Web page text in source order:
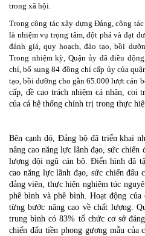
trong xã hội.
Trong công tác xây dựng Đảng, công
là nhiệm vụ trọng tâm, đột phá và đạt
đánh giá, quy hoạch, đào tạo, bồi
Trong nhiệm kỳ, Quận ủy đã điều
chí, bổ sung 84 đồng chí cấp ủy của
tạo, bồi dưỡng cho gần 65.000 lượt cán
cấp, đề cao trách nhiệm cá nhân, coi
của cả hệ thống chính trị trong thực
Bên cạnh đó, Đảng bộ đã triển khai
nâng cao năng lực lãnh đạo, sức chiến
lượng đội ngũ cán bộ. Điển hình đã
cao năng lực lãnh đạo, sức chiến đấu
đảng viên, thực hiện nghiêm túc
phê bình và phê bình. Hoạt động
từng bước nâng cao về chất lượng.
trung bình có 83% tổ chức cơ sở
chiến đấu tiền phong gương mẫu của